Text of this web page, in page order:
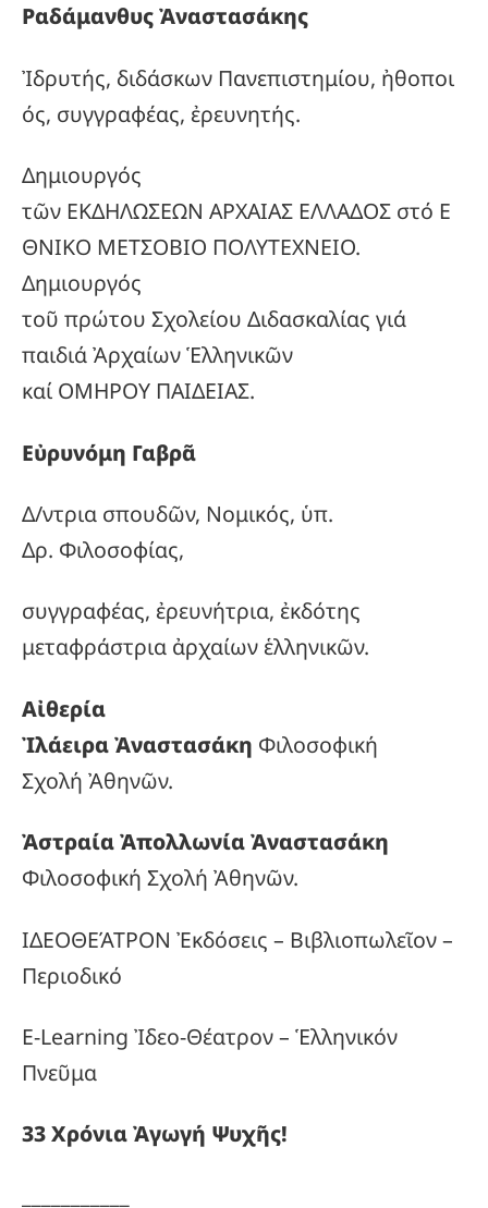
ΡαδάμανθυςἈναστασάκης
Ἰδρυτής, διδάσκων Πανεπιστημίου, ἠθοποι
ός, συγγραφέας, ἐρευνητής.
Δημιουργός
τῶν ΕΚΔΗΛΩΣΕΩΝ ΑΡΧΑΙΑΣ ΕΛΛΑΔΟΣ στό Ε
ΘΝΙΚΟ ΜΕΤΣΟΒΙΟ ΠΟΛΥΤΕΧΝΕΙΟ.
Δημιουργός
τοῦ πρώτου Σχολείου Διδασκαλίας γιά
παιδιά Ἀρχαίων Ἑλληνικῶν
καί ΟΜΗΡΟΥ ΠΑΙΔΕΙΑΣ.
Εὐρυνόμη Γαβρᾶ
Δ/ντρια σπουδῶν, Νομικός, ὑπ.
Δρ. Φιλοσοφίας,
συγγραφέας, ἐρευνήτρια, ἐκδότης
μεταφράστρια ἀρχαίων ἑλληνικῶν.
Αἰθερία
Ἰλάειρα Ἀναστασάκη Φιλοσοφική
Σχολή Ἀθηνῶν.
Ἀστραία Ἀπολλωνία Ἀναστασάκη
Φιλοσοφική Σχολή Ἀθηνῶν.
ΙΔΕΟΘΕΆΤΡΟΝ Ἐκδόσεις – Βιβλιοπωλεῖον –
Περιοδικό
E-Learning Ἰδεο-Θέατρον – Ἑλληνικόν
Πνεῦμα
33ΧρόνιαἈγωγή Ψυχῆς!